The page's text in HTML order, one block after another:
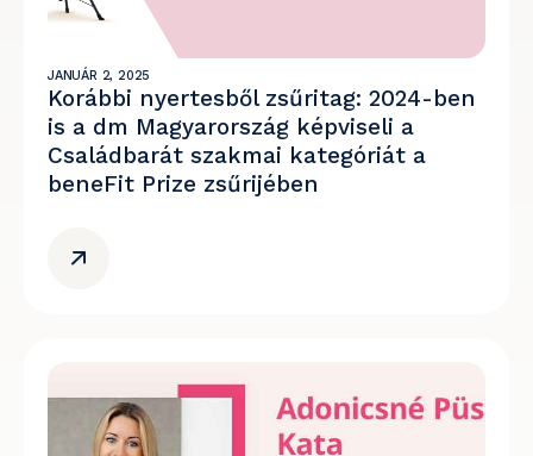
JANUÁR 2, 2025
Korábbi nyertesből zsűritag: 2024-ben
is a dm Magyarország képviseli a
Családbarát szakmai kategóriát a
beneFit Prize zsűrijében